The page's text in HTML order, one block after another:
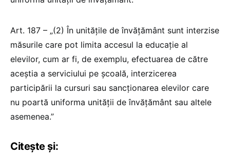
Art. 187 – „(2) În unitățile de învățământ sunt interzise
măsurile care pot limita accesul la educație al
elevilor, cum ar fi, de exemplu, efectuarea de către
aceștia a serviciului pe școală, interzicerea
participării la cursuri sau sancționarea elevilor care
nu poartă uniforma unității de învățământ sau altele
asemenea.”
Citește și: